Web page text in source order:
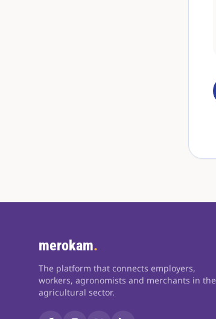
merokam.
The platform that connects employers,
workers, agronomists and merchants in the
agricultural sector.